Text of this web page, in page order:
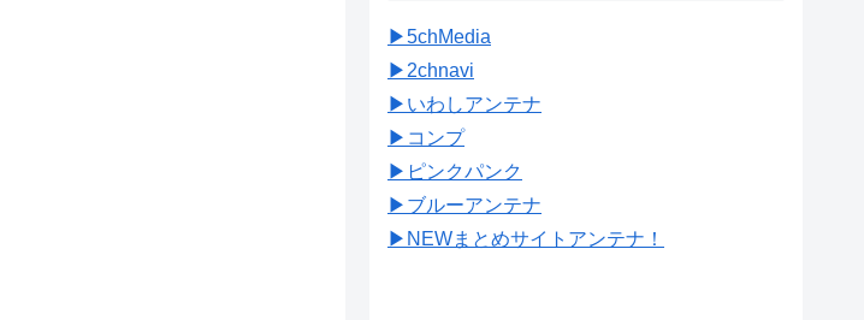
▶︎5chMedia
▶︎2chnavi
▶︎いわしアンテナ
▶︎コンプ
▶︎ピンクパンク
▶︎ブルーアンテナ
▶︎NEWまとめサイトアンテナ！